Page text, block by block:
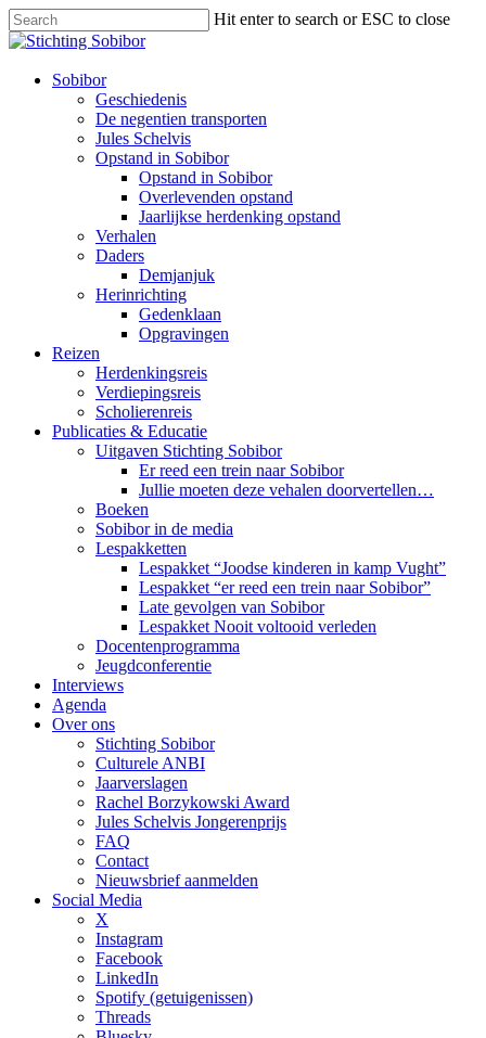
Hit enter to search or ESC to close
Sobibor
Geschiedenis
De negentien transporten
Jules Schelvis
Opstand in Sobibor
Opstand in Sobibor
Overlevenden opstand
Jaarlijkse herdenking opstand
Verhalen
Daders
Demjanjuk
Herinrichting
Gedenklaan
Opgravingen
Reizen
Herdenkingsreis
Verdiepingsreis
Scholierenreis
Publicaties & Educatie
Uitgaven Stichting Sobibor
Er reed een trein naar Sobibor
Jullie moeten deze vehalen doorvertellen…
Boeken
Sobibor in de media
Lespakketten
Lespakket “Joodse kinderen in kamp Vught”
Lespakket “er reed een trein naar Sobibor”
Late gevolgen van Sobibor
Lespakket Nooit voltooid verleden
Docentenprogramma
Jeugdconferentie
Interviews
Agenda
Over ons
Stichting Sobibor
Culturele ANBI
Jaarverslagen
Rachel Borzykowski Award
Jules Schelvis Jongerenprijs
FAQ
Contact
Nieuwsbrief aanmelden
Social Media
X
Instagram
Facebook
LinkedIn
Spotify (getuigenissen)
Threads